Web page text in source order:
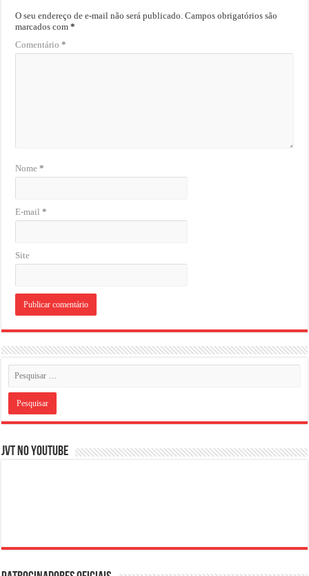
O seu endereço de e-mail não será publicado. Campos obrigatórios são
marcados com*
Comentário*
Nome*
E-mail*
Site
JVT NO YOUTUBE